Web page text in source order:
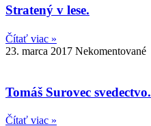
Stratený v lese.
Čítať viac »
23. marca 2017 Nekomentované
Tomáš Surovec svedectvo.
Čítať viac »